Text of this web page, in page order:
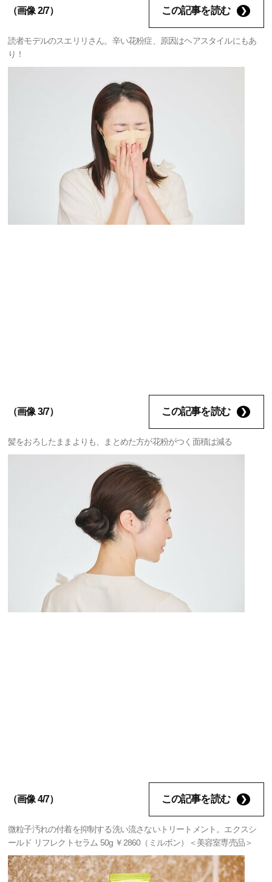
（画像 2/7） この記事を読む
読者モデルのスエリリさん。辛い花粉症、原因はヘアスタイルにもあ
り！
（画像 3/7） この記事を読む
髪をおろしたままよりも、まとめた方が花粉がつく面積は減る
（画像 4/7） この記事を読む
微粒子汚れの付着を抑制する洗い流さないトリートメント。エクスシ
ールド リフレクトセラム 50g ￥2860（ミルボン）＜美容室専売品＞